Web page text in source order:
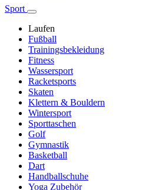
Sport
Laufen
Fußball
Trainingsbekleidung
Fitness
Wassersport
Racketsports
Skaten
Klettern & Bouldern
Wintersport
Sporttaschen
Golf
Gymnastik
Basketball
Dart
Handballschuhe
Yoga Zubehör